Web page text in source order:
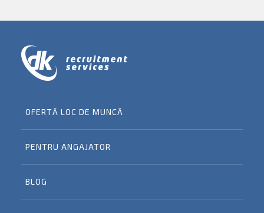
OFERTĂ LOC DE MUNCĂ
PENTRU ANGAJATOR
BLOG